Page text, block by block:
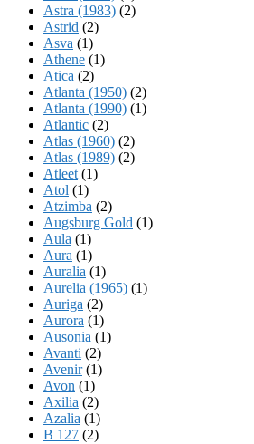
Astra (1983) (2)
Astrid (2)
Asva (1)
Athene (1)
Atica (2)
Atlanta (1950) (2)
Atlanta (1990) (1)
Atlantic (2)
Atlas (1960) (2)
Atlas (1989) (2)
Atleet (1)
Atol (1)
Atzimba (2)
Augsburg Gold (1)
Aula (1)
Aura (1)
Auralia (1)
Aurelia (1965) (1)
Auriga (2)
Aurora (1)
Ausonia (1)
Avanti (2)
Avenir(1)
Avon (1)
Axilia (2)
Azalia (1)
B 127 (2)